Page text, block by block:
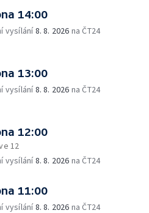
14:00
vysílání8. 8. 2026 na ČT24
13:00
vysílání8. 8. 2026 na ČT24
12:00
12
vysílání8. 8. 2026 na ČT24
11:00
vysílání8. 8. 2026 na ČT24